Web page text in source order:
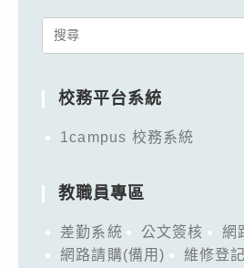
Search
校務平台系統
1campus 校務系統
教職員專區
差勤系統 公文簽核
網
網路請購(備用)
維修登記